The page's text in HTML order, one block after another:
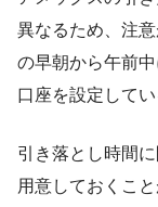
異なるため、注
の早朝から午前
口座を設定して
引き落とし時間
用意しておくこ